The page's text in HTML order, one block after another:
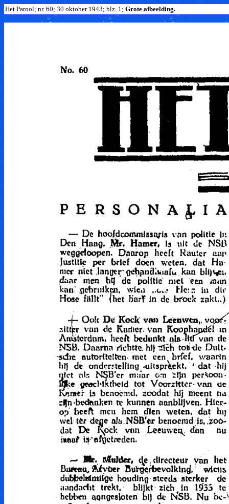
Het Parool; nr. 60; 30 oktober 1943; blz. 1; Grote afbeelding.